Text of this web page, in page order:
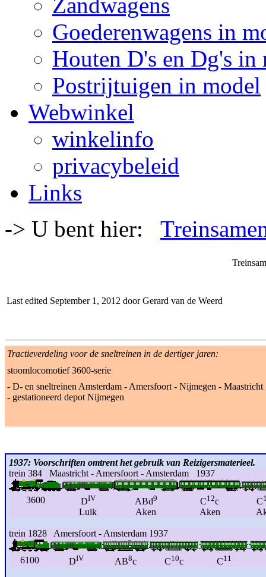
Goederenwagens in
Houten D's en Dg's in
Postrijtuigen in model
Webwinkel
winkelinfo
privacybeleid
Links
-> U bent hier:
Last edited September 1, 2012 door Gerard van de Weerd
Tractieverdeling voor de sneltreinen in de dertiger jaren:
stoomlocomotief 3600-serie
- D- en sneltreinen Amsterdam - Amersfoort - Nijmegen - Maastricht
- gestationeerd depot Nijmegen
1937: Voorschriften omtrent het gebruik van Reizigersmaterieel.
trein 384 Maastricht - Amersfoort - Amsterdam 1937
3600 DIV ABd9 C12c C
Luik Aken Aken
trein 1828 Amersfoort - Amsterdam 1937
6100 DIV AB8c C10c C11